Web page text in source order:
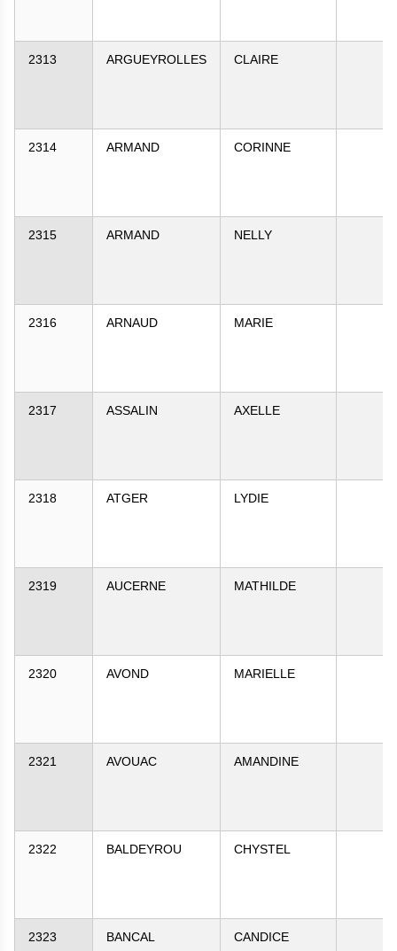
2313 ARGUEYROLLES CLAIRE
2314 ARMAND CORINNE
2315 ARMAND NELLY
2316 ARNAUD MARIE
2317 ASSALIN AXELLE
2318 ATGER LYDIE
2319 AUCERNE MATHILDE
2320 AVOND MARIELLE
2321 AVOUAC AMANDINE
2322 BALDEYROU CHYSTEL
2323 BANCAL CANDICE